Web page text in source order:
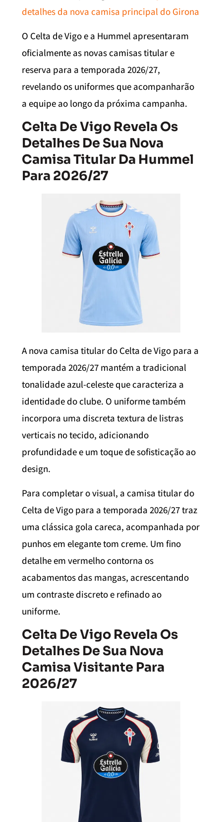
detalhes da nova camisa principal do Girona
O Celta de Vigo e a Hummel apresentaram
oficialmente as novas camisas titular e
reserva para a temporada 2026/27,
revelando os uniformes que acompanharão
a equipe ao longo da próxima campanha.
Celta De Vigo Revela Os
Detalhes De Sua Nova
Camisa Titular Da Hummel
Para 2026/27
A nova camisa titular do Celta de Vigo para a
temporada 2026/27 mantém a tradicional
tonalidade azul-celeste que caracteriza a
identidade do clube. O uniforme também
incorpora uma discreta textura de listras
verticais no tecido, adicionando
profundidade e um toque de sofisticação ao
design.
Para completar o visual, a camisa titular do
Celta de Vigo para a temporada 2026/27 traz
uma clássica gola careca, acompanhada por
punhos em elegante tom creme. Um fino
detalhe em vermelho contorna os
acabamentos das mangas, acrescentando
um contraste discreto e refinado ao
uniforme.
Celta De Vigo Revela Os
Detalhes De Sua Nova
Camisa Visitante Para
2026/27